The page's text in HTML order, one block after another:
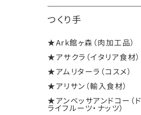
つくり手
★Ark館ヶ森（肉加工品）
★アサクラ（イタリア食材）
★アムリターラ（コスメ）
★アリサン（輸入食材）
★アンベッサアンドコー（ド
ライフルーツ・ナッツ）